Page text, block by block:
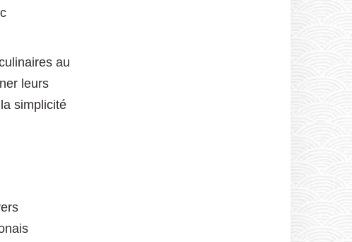
au
leurs
simplicité